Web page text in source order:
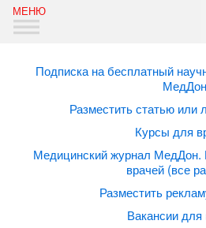
Подписка на бесплатный
МедДон
Разместить статью или
Курсы для
Медицинский журнал МедДон.
врачей (все
Разместить
Вакансии для